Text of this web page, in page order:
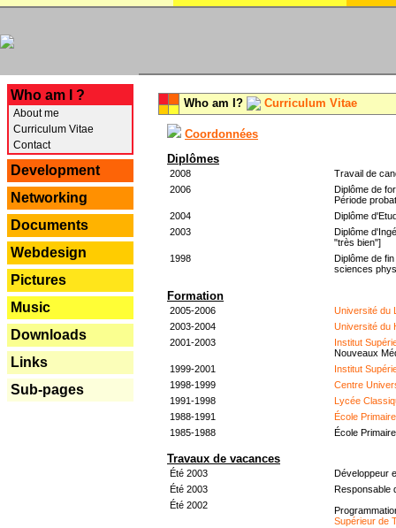
Who am I ?
About me
Curriculum Vitae
Contact
Development
Networking
Documents
Webdesign
Pictures
Music
Downloads
Links
Sub-pages
Who am I? Curriculum Vitae
Coordonnées
Diplômes
2008
Travail de
2006
Diplôme de
Période
2004
Diplôme
2003
Diplôme
"très bien"]
1998
Diplôme de
sciences
Formation
2005-2006
Université du
2003-2004
Université du
2001-2003
Institut
Nouveaux
1999-2001
Institut
1998-1999
Centre
1991-1998
Lycée
1988-1991
École
1985-1988
École
Travaux de vacances
Été 2003
Développeur
Été 2003
Responsable
Été 2002
Supérieur de